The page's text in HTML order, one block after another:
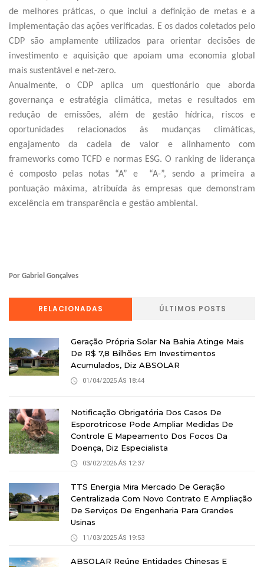
de melhores práticas, o que inclui a definição de metas e a
implementação das ações verificadas. E os dados coletados pelo
CDP são amplamente utilizados para orientar decisões de
investimento e aquisição que apoiam uma economia global
mais sustentável e net-zero.
Anualmente, o CDP aplica um questionário que aborda
governança e estratégia climática, metas e resultados em
redução de emissões, além de gestão hídrica, riscos e
oportunidades relacionados às mudanças climáticas,
engajamento da cadeia de valor e alinhamento com
frameworks como TCFD e normas ESG. O ranking de liderança
é composto pelas notas “A” e “A-”, sendo a primeira a
pontuação máxima, atribuída às empresas que demonstram
excelência em transparência e gestão ambiental.
Por Gabriel Gonçalves
RELACIONADAS ÚLTIMOS POSTS
Geração Própria Solar Na Bahia Atinge Mais
De R$ 7,8 Bilhões Em Investimentos
Acumulados, Diz ABSOLAR
01/04/2025 ÁS 18:44
Notificação Obrigatória Dos Casos De
Esporotricose Pode Ampliar Medidas De
Controle E Mapeamento Dos Focos Da
Doença, Diz Especialista
03/02/2026 ÁS 12:37
TTS Energia Mira Mercado De Geração
Centralizada Com Novo Contrato E Ampliação
De Serviços De Engenharia Para Grandes
Usinas
11/03/2025 ÁS 19:53
ABSOLAR Reúne Entidades Chinesas E